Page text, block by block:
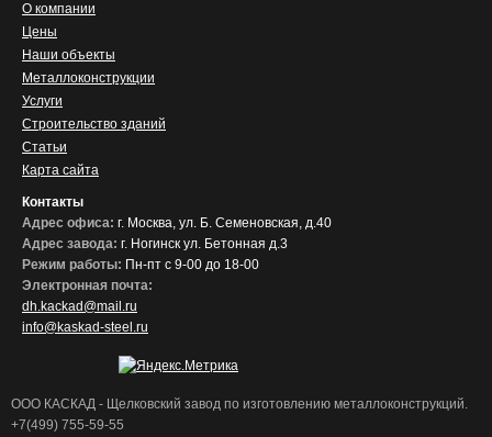
О компании
Цены
Наши объекты
Металлоконструкции
Услуги
Строительство зданий
Статьи
Карта сайта
Контакты
Адрес офиса: г. Москва, ул. Б. Семеновская, д.40
Адрес завода: г. Ногинск ул. Бетонная д.3
Режим работы: Пн-пт с 9-00 до 18-00
Электронная почта:
dh.kackad@mail.ru
info@kaskad-steel.ru
ООО КАСКАД - Щелковский завод по изготовлению металлоконструкций.
+7(499) 755-59-55